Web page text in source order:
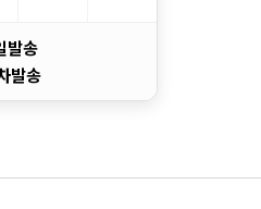
발송
발송